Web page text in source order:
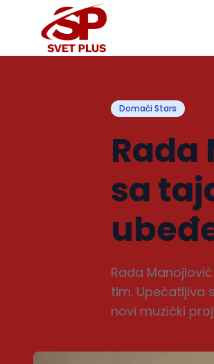
Domaći Stars
sa
Rada
tim. Upečatljiva
novi muzički